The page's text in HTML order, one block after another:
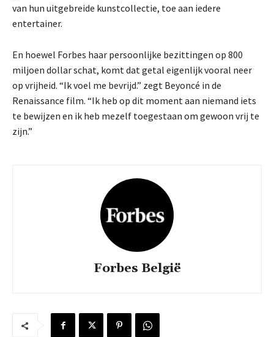
van hun uitgebreide kunstcollectie, toe aan iedere
entertainer.
En hoewel Forbes haar persoonlijke bezittingen op 800
miljoen dollar schat, komt dat getal eigenlijk vooral neer
op vrijheid. “Ik voel me bevrijd.” zegt Beyoncé in de
Renaissance film. “Ik heb op dit moment aan niemand iets
te bewijzen en ik heb mezelf toegestaan om gewoon vrij te
zijn.”
Forbes België